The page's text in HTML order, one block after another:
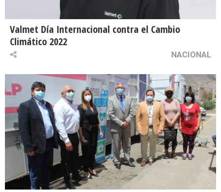
Valmet Día Internacional contra el Cambio
Climático 2022
NACIONAL